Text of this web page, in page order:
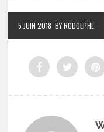
5 JUIN 2018 BY RODOLPHE